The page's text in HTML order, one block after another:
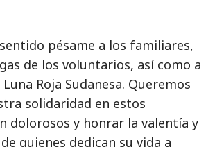
pésame a los familiares,
de los voluntarios, así como a
Roja Sudanesa. Queremos
solidaridad en estos
dolorosos y honrar la valentía y
quienes dedican su vida a